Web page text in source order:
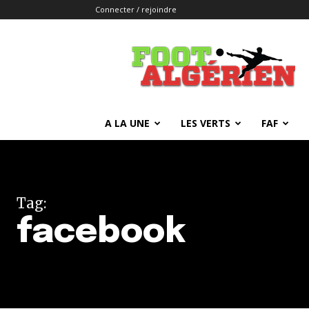
Connecter / rejoindre
FOOTALGERIEN
A LA UNE LES VERTS FAF
Tag:
facebook